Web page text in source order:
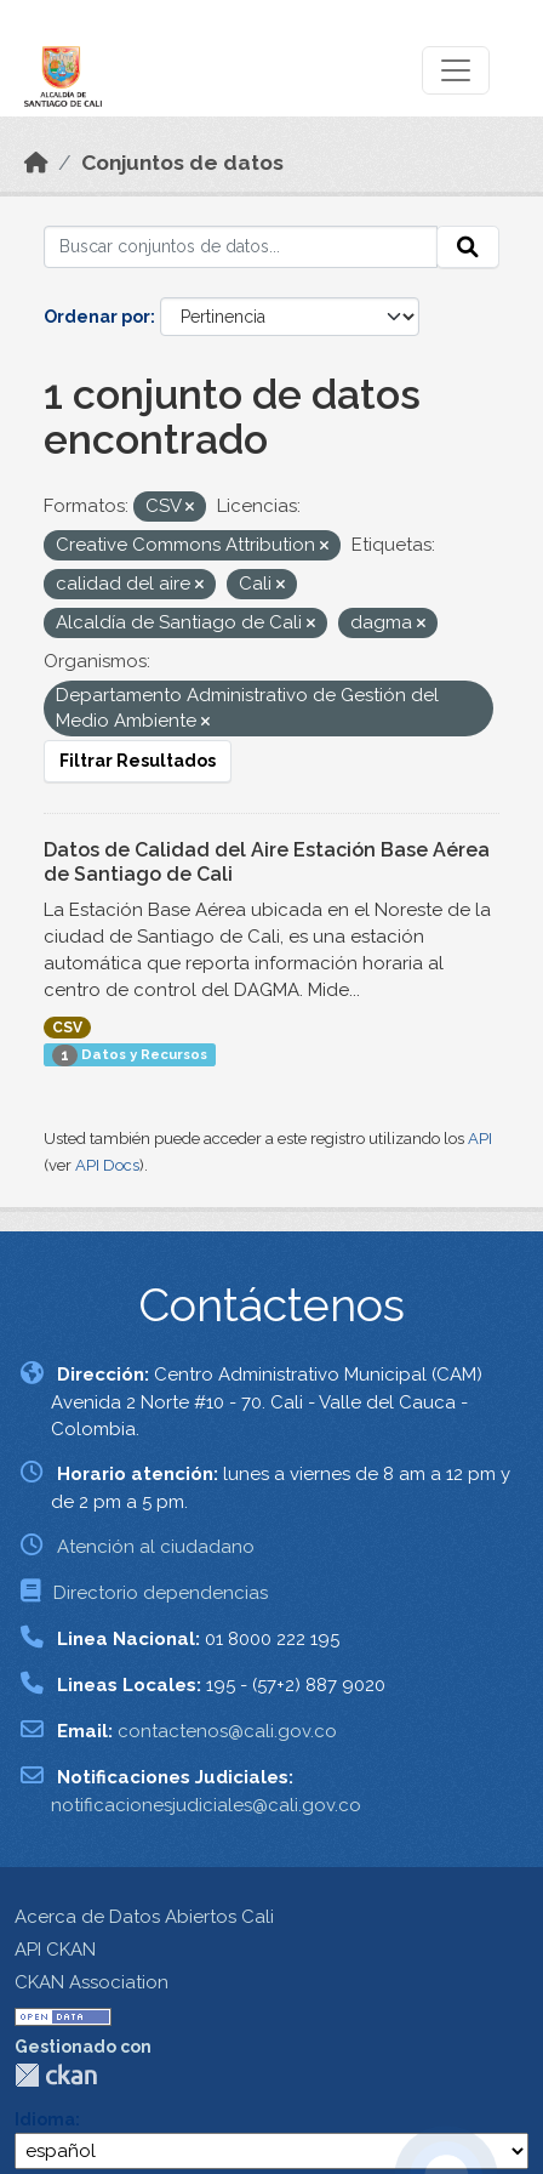
Conjuntos de datos
Ordenar por
1 conjunto de datos
encontrado
Formatos: CSV
Licencias:
Creative Commons Attribution
Etiquetas:
calidad del aire
Cali
Alcaldía de Santiago de Cali
dagma
Organismos:
Departamento Administrativo de Gestión del
Medio Ambiente
Filtrar Resultados
Datos de Calidad del Aire Estación Base Aérea
de Santiago de Cali
La Estación Base Aérea ubicada en el Noreste de la
ciudad de Santiago de Cali, es una estación
automática que reporta información horaria al
centro de control del DAGMA. Mide...
CSV
1 Datos y Recursos
Usted también puede acceder a este registro utilizando los API
(ver API Docs).
Contáctenos
Dirección: Centro Administrativo Municipal (CAM)
Avenida 2 Norte #10 - 70. Cali - Valle del Cauca -
Colombia.
Horario atención: lunes a viernes de 8 am a 12 pm y
de 2 pm a 5 pm.
Atención al ciudadano
Directorio dependencias
Linea Nacional: 01 8000 222 195
Lineas Locales: 195 - (57+2) 887 9020
Email: contactenos@cali.gov.co
Notificaciones Judiciales:
notificacionesjudiciales@cali.gov.co
Acerca de Datos Abiertos Cali
API CKAN
CKAN Association
Gestionado con